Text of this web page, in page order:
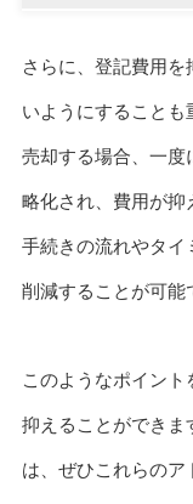
さらに、登記費用
いようにすることも
売却する場合、一度
略化され、費用が抑
手続きの流れやタイ
削減することが可能
このようなポイン
抑えることができま
は、ぜひこれらの